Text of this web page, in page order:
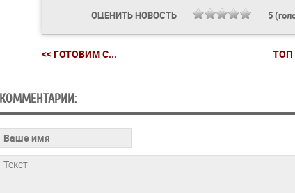
ОЦЕНИТЬ НОВОСТЬ 5
<< ГОТОВИМ С... ТОП
КОММЕНТАРИИ: